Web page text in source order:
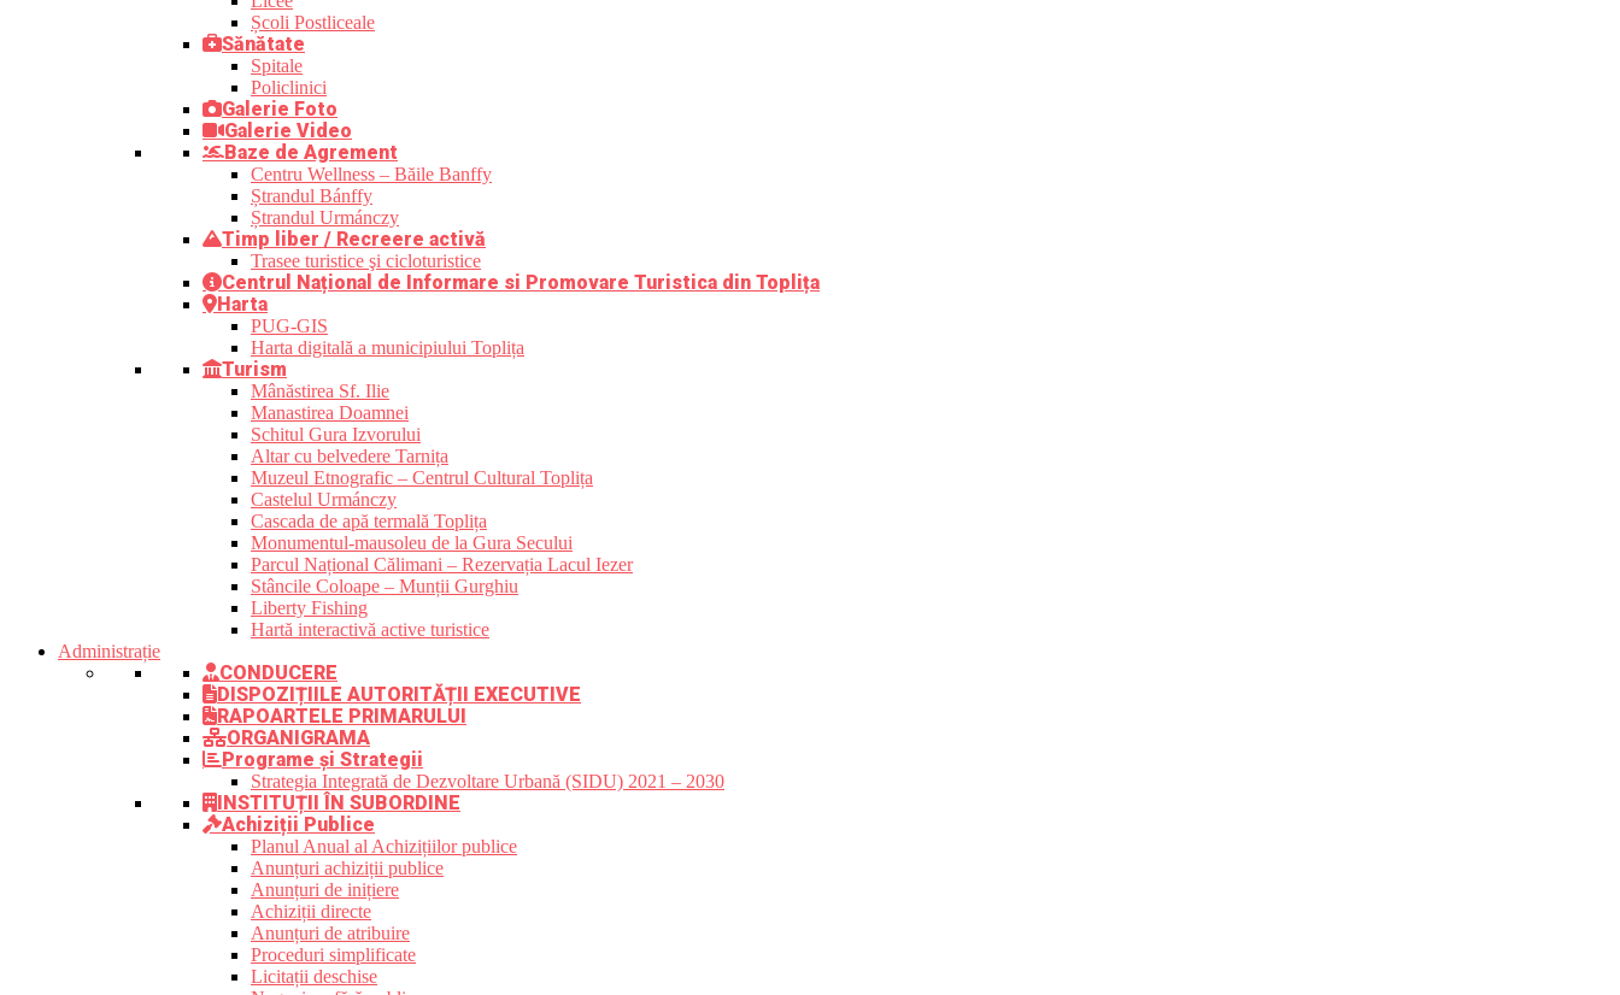
Școli Postliceale
Sănătate
Spitale
Policlinici
Galerie Foto
Galerie Video
Baze de Agrement
Centru Wellness – Băile Banffy
Ștrandul Bánffy
Ștrandul Urmánczy
Timp liber / Recreere activă
Trasee turistice şi cicloturistice
Centrul Național de Informare si Promovare Turistica din Toplița
Harta
PUG-GIS
Harta digitală a municipiului Toplița
Turism
Mânăstirea Sf. Ilie
Manastirea Doamnei
Schitul Gura Izvorului
Altar cu belvedere Tarnița
Muzeul Etnografic – Centrul Cultural Toplița
Castelul Urmánczy
Cascada de apă termală Toplița
Monumentul-mausoleu de la Gura Secului
Parcul Național Călimani – Rezervația Lacul Iezer
Stâncile Coloape – Munții Gurghiu
Liberty Fishing
Hartă interactivă active turistice
Administrație
CONDUCERE
DISPOZIȚIILE AUTORITĂȚII EXECUTIVE
RAPOARTELE PRIMARULUI
ORGANIGRAMA
Programe și Strategii
Strategia Integrată de Dezvoltare Urbană (SIDU) 2021 – 2030
INSTITUȚII ÎN SUBORDINE
Achiziții Publice
Planul Anual al Achizițiilor publice
Anunțuri achiziții publice
Anunțuri de inițiere
Achiziții directe
Anunțuri de atribuire
Proceduri simplificate
Licitații deschise